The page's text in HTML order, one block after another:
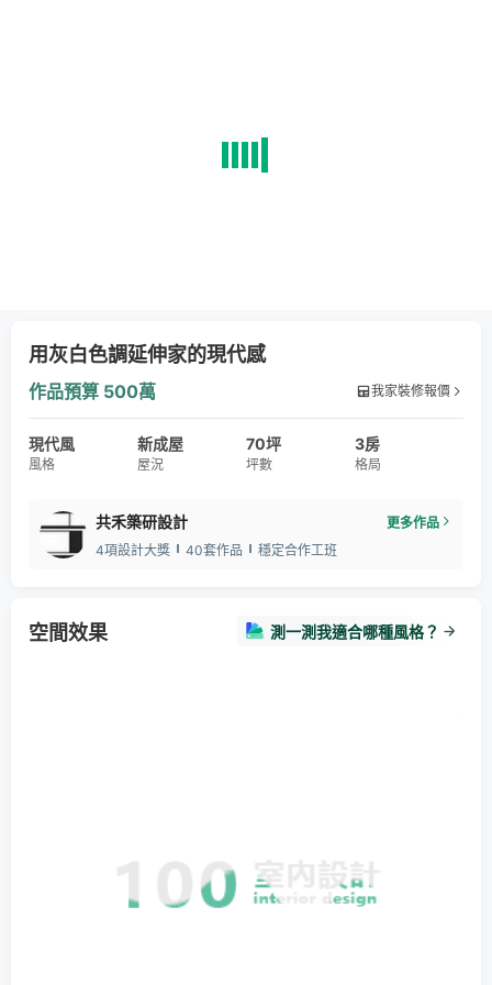
用灰白色調延伸家的現代感
作品預算 500萬 我家裝修報價
現代風
風格
新成屋
屋況
70坪
坪數
3房
格局
共禾築研設計
更多作品
4項設計大獎
40套作品 穩定合作工班
空間效果 測一測我適合哪種風格？